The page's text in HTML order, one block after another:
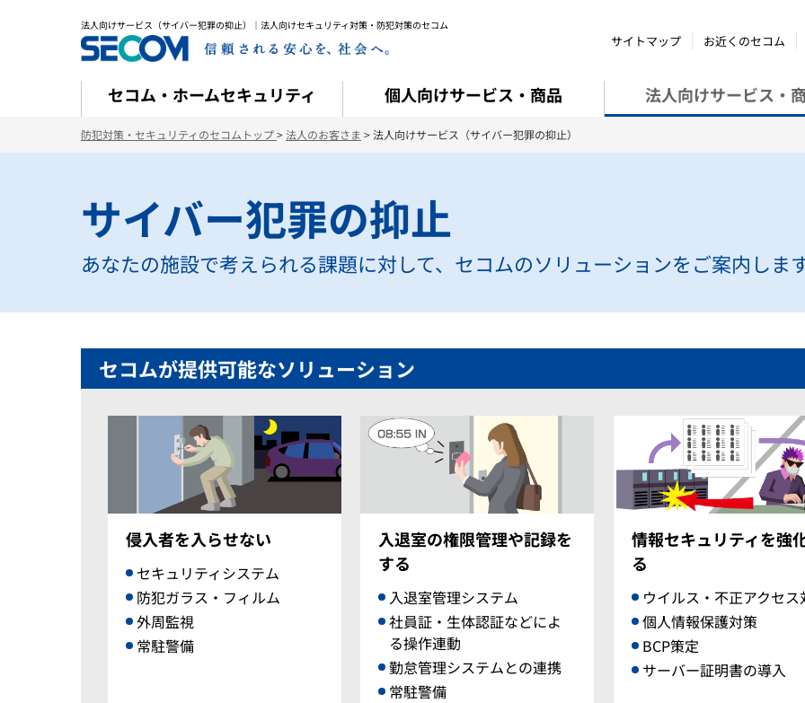
サイトマップ お近くのセコム
セコム・ホームセキュリティ 個人向けサービス・商品 法人向けサービス・
法人向けサービス（サイバー犯罪の抑止）｜法人向けセキュリティ対策・防犯対策のセコム
防犯対策・セキュリティのセコムトップ>法人のお客さま > 法人向けサービス（サイバー犯罪の抑止）
サイバー犯罪の抑止
あなたの施設で考えられる課題に対して、セコムのソリューションをご案内しま
セコムが提供可能なソリューション
侵入者を入らせない
セキュリティシステム
防犯ガラス・フィルム
外周監視
常駐警備
入退室の権限管理や記録を
する
入退室管理システム
社員証・生体認証などによ
る操作連動
勤怠管理システムとの連携
常駐警備
情報セキュリティを強
る
ウイルス・不正アクセス
個人情報保護対策
BCP策定
サーバー証明書の導入